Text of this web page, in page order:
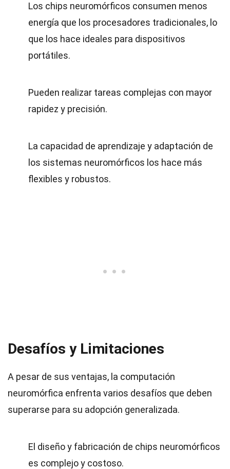
Los chips neuromórficos consumen menos
energía que los procesadores tradicionales, lo
que los hace ideales para dispositivos
portátiles.
Pueden realizar tareas complejas con mayor
rapidez y precisión.
La capacidad de aprendizaje y adaptación de
los sistemas neuromórficos los hace más
flexibles y robustos.
Desafíos y Limitaciones
A pesar de sus ventajas, la computación
neuromórfica enfrenta varios desafíos que deben
superarse para su adopción generalizada.
El diseño y fabricación de chips neuromórficos
es complejo y costoso.